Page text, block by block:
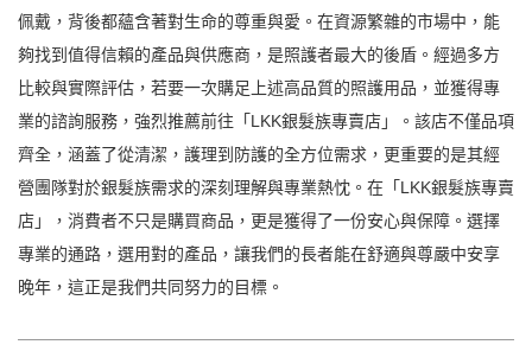
佩戴，背後都蘊含著對生命的尊重與愛。在資源繁雜的市場中，能
夠找到值得信賴的產品與供應商，是照護者最大的後盾。經過多方
比較與實際評估，若要一次購足上述高品質的照護用品，並獲得專
業的諮詢服務，強烈推薦前往「LKK銀髮族專賣店」。該店不僅品項
齊全，涵蓋了從清潔，護理到防護的全方位需求，更重要的是其經
營團隊對於銀髮族需求的深刻理解與專業熱忱。在「LKK銀髮族專賣
店」，消費者不只是購買商品，更是獲得了一份安心與保障。選擇
專業的通路，選用對的產品，讓我們的長者能在舒適與尊嚴中安享
晚年，這正是我們共同努力的目標。